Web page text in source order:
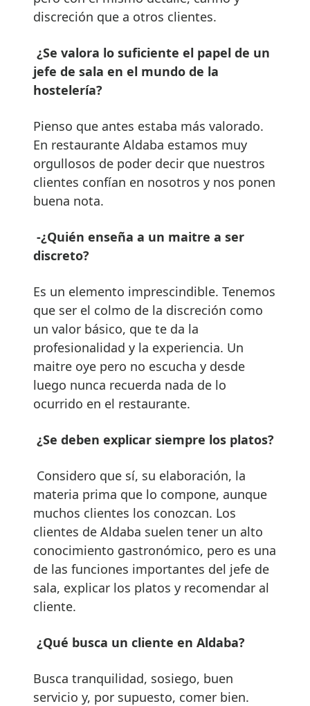
discreción que a otros clientes.
¿Se valora lo suficiente el papel de un
jefe de sala en el mundo de la
hostelería?
Pienso que antes estaba más valorado.
En restaurante Aldaba estamos muy
orgullosos de poder decir que nuestros
clientes confían en nosotros y nos ponen
buena nota.
-¿Quién enseña a un maitre a ser
discreto?
Es un elemento imprescindible. Tenemos
que ser el colmo de la discreción como
un valor básico, que te da la
profesionalidad y la experiencia. Un
maitre oye pero no escucha y desde
luego nunca recuerda nada de lo
ocurrido en el restaurante.
¿Se deben explicar siempre los platos?
Considero que sí, su elaboración, la
materia prima que lo compone, aunque
muchos clientes los conozcan. Los
clientes de Aldaba suelen tener un alto
conocimiento gastronómico, pero es una
de las funciones importantes del jefe de
sala, explicar los platos y recomendar al
cliente.
¿Qué busca un cliente en Aldaba?
Busca tranquilidad, sosiego, buen
servicio y, por supuesto, comer bien.